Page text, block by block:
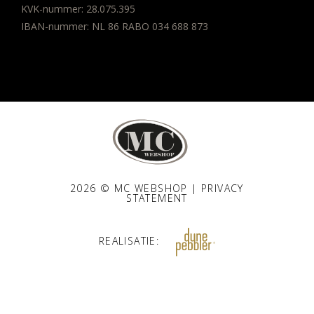
KVK-nummer: 28.075.395
IBAN-nummer: NL 86 RABO 034 688 873
2026 © MC WEBSHOP | PRIVACY
STATEMENT
REALISATIE: